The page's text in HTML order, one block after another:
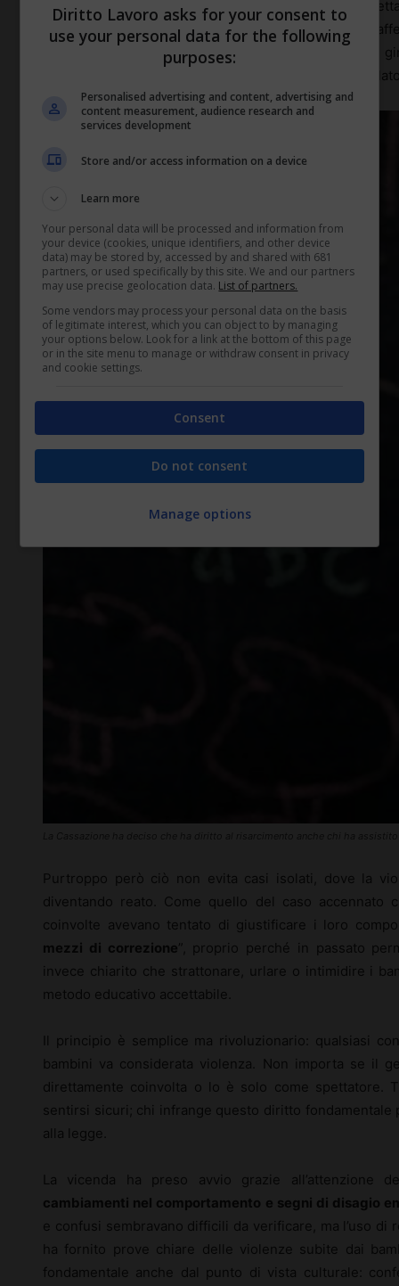
Fino a 40 anni fa
subire violenze a scuola era
applicare punizioni corporali agli alunni, come
rasentano la tortura come l’obbligo di stare con le
educativo che per fortuna con il tempo è stato
Purtroppo però ciò non evita casi isolati, dove la
diventando reato. Come quello del caso accennato
coinvolte avevano tentato di giustificare i loro
mezzi di correzione”, proprio perché in passato
invece chiarito che strattonare, urlare o intimidire i
metodo educativo accettabile.
Il principio è semplice ma rivoluzionario: qualsiasi
bambini va considerata violenza. Non importa se il
direttamente coinvolta o lo è solo come spettatore.
sentirsi sicuri; chi infrange questo diritto fondamentale
alla legge.
La vicenda ha preso avvio grazie all’attenzione
cambiamenti nel comportamento e segni di disagio
e confusi sembravano difficili da verificare, ma l’uso
ha fornito prove chiare delle violenze subite dai
fondamentale anche dal punto di vista culturale:
Diritto Lavoro asks for your consent to
use your personal data for the following
purposes:
Personalised advertising and content, advertising and
content measurement, audience research and
services development
Store and/or access information on a device
Learn more
Your personal data will be processed and information from
your device (cookies, unique identifiers, and other device
data) may be stored by, accessed by and shared with 681
partners, or used specifically by this site. We and our partners
may use precise geolocation data. List of partners.
Some vendors may process your personal data on the basis
of legitimate interest, which you can object to by managing
your options below. Look for a link at the bottom of this page
or in the site menu to manage or withdraw consent in privacy
and cookie settings.
Consent
Do not consent
Manage options